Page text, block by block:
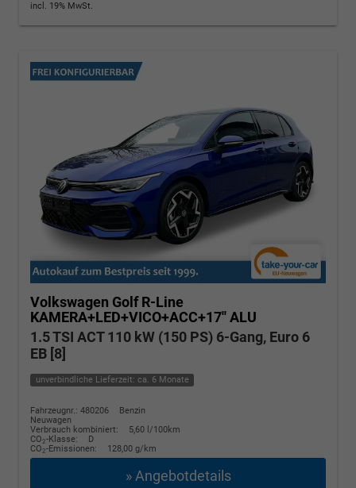
incl. 19% MwSt.
Volkswagen Golf R-Line
KAMERA+LED+VICO+ACC+17'' ALU
1.5 TSI ACT 110 kW (150 PS) 6-Gang, Euro 6
EB [8]
unverbindliche Lieferzeit: ca. 6 Monate
Fahrzeugnr.: 480206
Benzin
Neuwagen
Verbrauch kombiniert:
5,60 l/100km
CO2-Klasse:
D
CO2-Emissionen: 128,00 g/km
» Angebotdetails